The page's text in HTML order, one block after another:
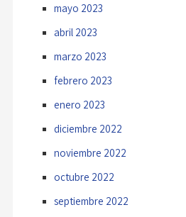
mayo 2023
abril 2023
marzo 2023
febrero 2023
enero 2023
diciembre 2022
noviembre 2022
octubre 2022
septiembre 2022